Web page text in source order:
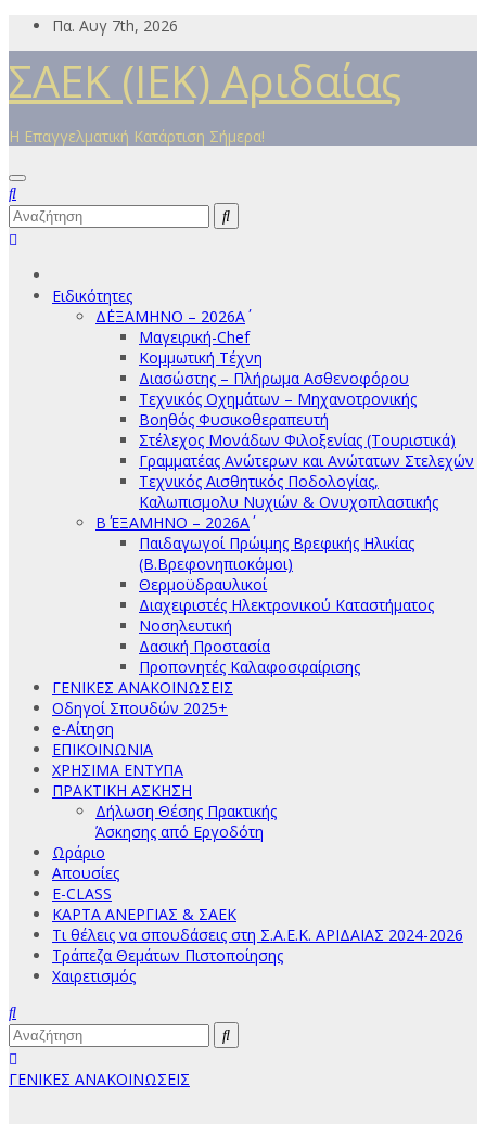
Μετάβαση
περιεχόμενο
Πα. Αυγ 7th, 2026
ΣΑΕΚ (ΙΕΚ) Αριδαίας
Η Επαγγελματική Κατάρτιση Σήμερα!
Ειδικότητες
Δ΄ΕΞΑΜΗΝΟ – 2026Α΄
Μαγειρική-Chef
Κομμωτική Τέχνη
Διασώστης – Πλήρωμα Ασθενοφόρου
Τεχνικός Οχημάτων – Μηχανοτρονικής
Βοηθός Φυσικοθεραπευτή
Στέλεχος Μονάδων Φιλοξενίας (Τουριστικά)
Γραμματέας Ανώτερων και Ανώτατων Στελεχών
Τεχνικός Αισθητικός Ποδολογίας,
Καλωπισμολυ Νυχιών & Ονυχοπλαστικής
Β΄ ΕΞΑΜΗΝΟ – 2026Α΄
Παιδαγωγοί Πρώιμης Βρεφικής Ηλικίας
(Β.Βρεφονηπιοκόμοι)
Θερμοϋδραυλικοί
Διαχειριστές Ηλεκτρονικού Καταστήματος
Νοσηλευτική
Δασική Προστασία
Προπονητές Καλαφοσφαίρισης
ΓΕΝΙΚΕΣ ΑΝΑΚΟΙΝΩΣΕΙΣ
Οδηγοί Σπουδών 2025+
e-Αίτηση
ΕΠΙΚΟΙΝΩΝΙΑ
ΧΡΗΣΙΜΑ ΕΝΤΥΠΑ
ΠΡΑΚΤΙΚΗ ΑΣΚΗΣΗ
Δήλωση Θέσης Πρακτικής
Άσκησης από Εργοδότη
Ωράριο
Απουσίες
E-CLASS
ΚΑΡΤΑ ΑΝΕΡΓΙΑΣ & ΣΑΕΚ
Τι θέλεις να σπουδάσεις στη Σ.Α.Ε.Κ. ΑΡΙΔΑΙΑΣ 2024-2026
Τράπεζα Θεμάτων Πιστοποίησης
Χαιρετισμός
ΓΕΝΙΚΕΣ ΑΝΑΚΟΙΝΩΣΕΙΣ